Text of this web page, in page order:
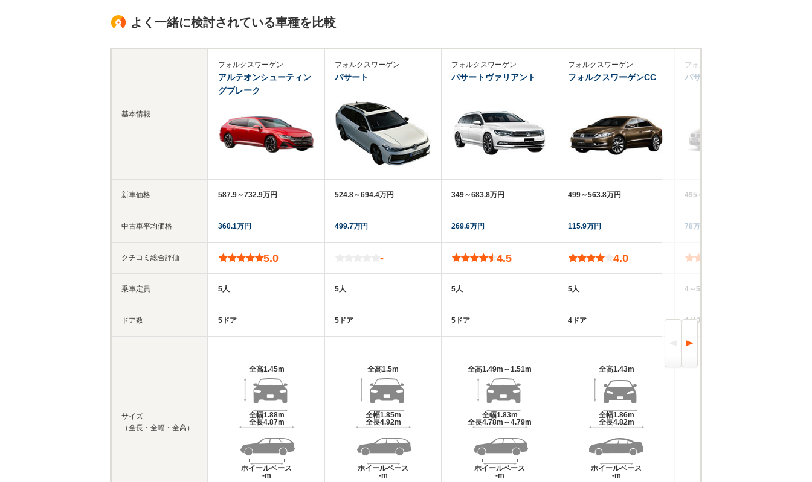
よく一緒に検討されている車種を比較
基本情報
新車価格
中古車平均価格
クチコミ総合評価
乗車定員
ドア数
サイズ
（全長・全幅・全高）
フォルクスワーゲン
アルテオンシューティン
グブレーク
587.9～732.9万円
360.1万円
5.0
5人
5ドア
全高1.45m
全幅1.88m
全長4.87m
ホイールベース
-m
フォルクスワーゲン
パサート
524.8～694.4万円
499.7万円
-
5人
5ドア
全高1.5m
全幅1.85m
全長4.92m
ホイールベース
-m
フォルクスワーゲン
パサートヴァリアント
349～683.8万円
269.6万円
4.5
5人
5ドア
全高1.49m～1.51m
全幅1.83m
全長4.78m～4.79m
ホイールベース
-m
フォルクスワーゲン
フォルクスワーゲンCC
499～563.8万円
115.9万円
4.0
5人
4ドア
全高1.43m
全幅1.86m
全長4.82m
ホイールベース
-m
フォルクスワーゲン
パサートCC
495～625万円
78万円
4～5人
4ドア